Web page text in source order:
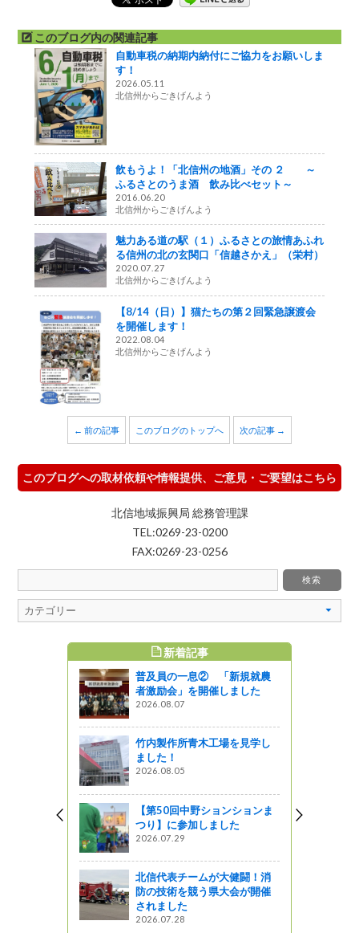
このブログ内の関連記事
自動車税の納期内納付にご協力をお願いしま
す！
2026.05.11
北信州からごきげんよう
飲もうよ！「北信州の地酒」その ２ ～
ふるさとのうま酒 飲み比べセット～
2016.06.20
北信州からごきげんよう
魅力ある道の駅（１）ふるさとの旅情あふれ
る信州の北の玄関口「信越さかえ」（栄村）
2020.07.27
北信州からごきげんよう
【8/14（日）】猫たちの第２回緊急譲渡会
を開催します！
2022.08.04
北信州からごきげんよう
← 前の記事 このブログのトップへ 次の記事 →
このブログへの取材依頼や情報提供、ご意見・ご要望はこちら
北信地域振興局 総務管理課
TEL:0269-23-0200
FAX:0269-23-0256
新着記事
普及員の一息② 「新規就農
者激励会」を開催しました
2026.08.07
竹内製作所青木工場を見学し
ました！
2026.08.05
【第50回中野ションションま
つり】に参加しました
2026.07.29
北信代表チームが大健闘！消
防の技術を競う県大会が開催
されました
2026.07.28